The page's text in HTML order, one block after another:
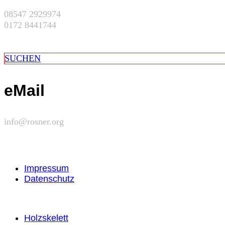
08547 2929974
0172 8441744
SUCHEN
eMail
info@rosner.org
Impressum
Datenschutz
Holzskelett